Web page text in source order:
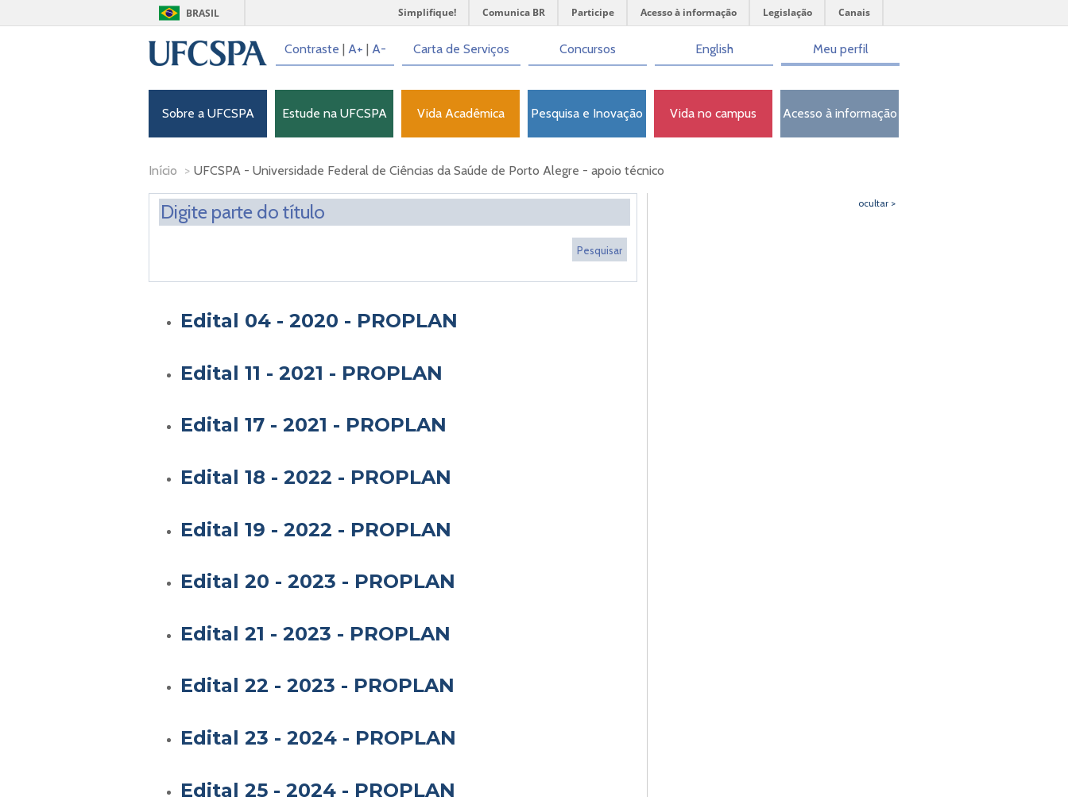
BRASIL Simplifique! Comunica BR Participe Acesso à informação Legislação Canais
Contraste | A+ | A- Carta de Serviços Concursos English Meu perfil
Sobre a UFCSPA Estude na UFCSPA Vida Acadêmica Pesquisa e Inovação Vida no campus Acesso à informação
Início > UFCSPA - Universidade Federal de Ciências da Saúde de Porto Alegre - apoio técnico
Edital 04 - 2020 - PROPLAN
Edital 11 - 2021 - PROPLAN
Edital 17 - 2021 - PROPLAN
Edital 18 - 2022 - PROPLAN
Edital 19 - 2022 - PROPLAN
Edital 20 - 2023 - PROPLAN
Edital 21 - 2023 - PROPLAN
Edital 22 - 2023 - PROPLAN
Edital 23 - 2024 - PROPLAN
Edital 25 - 2024 - PROPLAN
ocultar >